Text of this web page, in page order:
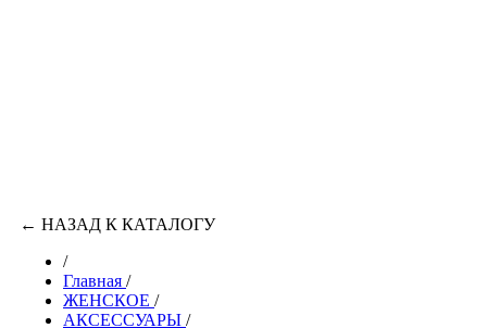
← НАЗАД К КАТАЛОГУ
/
Главная /
ЖЕНСКОЕ /
АКСЕССУАРЫ /